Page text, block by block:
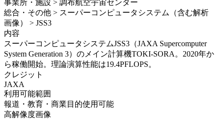
事業所・施設 > 調布航空宇宙センター
総合・その他 > スーパーコンピュータシステム（含む解析
画像） > JSS3
内容
スーパーコンピュータシステムJSS3（JAXA Supercomputer
System Generation 3）のメイン計算機TOKI-SORA。2020年か
ら稼働開始。理論演算性能は19.4PFLOPS。
クレジット
JAXA
利用可能範囲
報道・教育・商業目的使用可能
高解像度画像